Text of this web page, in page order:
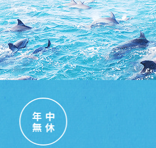
年中
無休